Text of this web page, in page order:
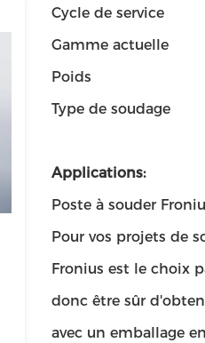
Cycle de service
Gamme actuelle
Poids
Type de soudage
Applications:
Poste à souder
Pour vos projets de
Fronius est le choix
donc être sûr
avec un emballage